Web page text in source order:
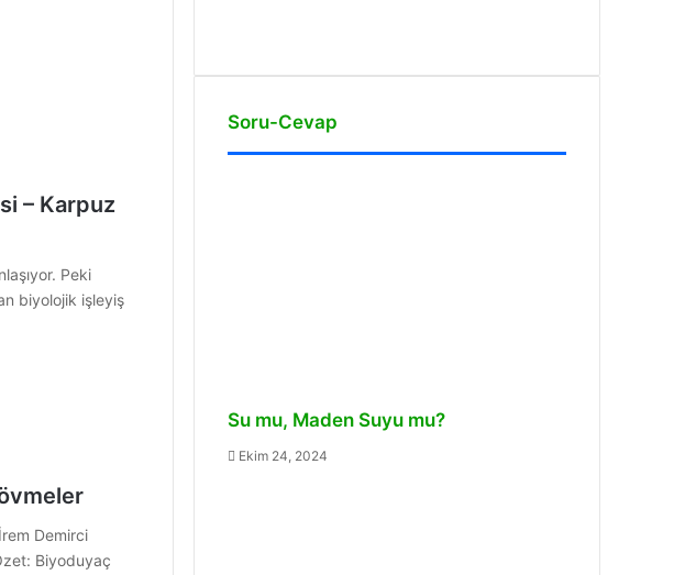
– Karpuz
Peki
biyolojik işleyiş
Demirci
Biyoduyaç
Soru-Cevap
Su mu, Maden Suyu mu?
Ekim 24, 2024